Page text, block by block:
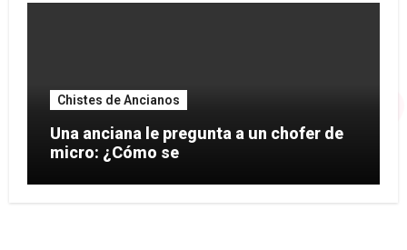
Chistes de Ancianos
Una anciana le pregunta a un chofer de
micro: ¿Cómo se